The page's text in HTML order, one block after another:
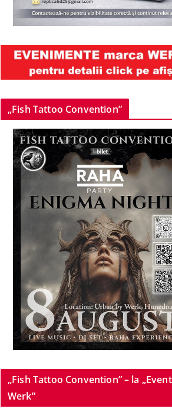
„Fish Tattoo Convention”
„Fish Tattoo Convention” – la
Werk”